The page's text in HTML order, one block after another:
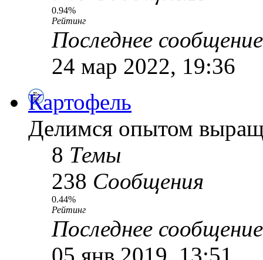
0.94%
Рейтинг
Последнее сообщение
24 мар 2022, 19:36
Картофель
Делимся опытом
8 Темы
238 Сообщения
0.44%
Рейтинг
Последнее сообщение